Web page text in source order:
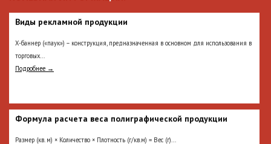
Виды рекламной продукции
Х-баннер («паук») – конструкция, предназначенная в основном для использования в
торговых...
Подробнее →
Формула расчета веса полиграфической продукции
Размер (кв. м) × Количество × Плотность (г/кв.м) = Вес (г)...